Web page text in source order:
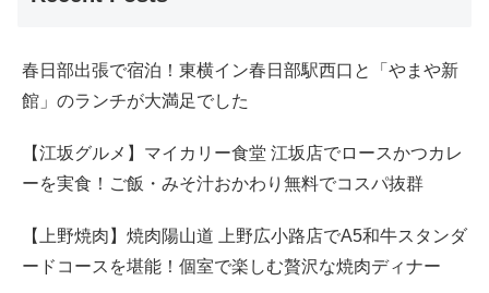
春日部出張で宿泊！東横イン春日部駅西口と「やまや新
館」のランチが大満足でした
【江坂グルメ】マイカリー食堂 江坂店でロースかつカレ
ーを実食！ご飯・みそ汁おかわり無料でコスパ抜群
【上野焼肉】焼肉陽山道 上野広小路店でA5和牛スタンダ
ードコースを堪能！個室で楽しむ贅沢な焼肉ディナー